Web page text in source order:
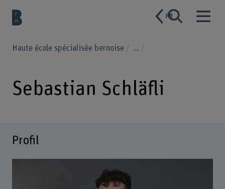
FR
Haute école spécialisée bernoise ...
Sebastian Schläfli
Profil